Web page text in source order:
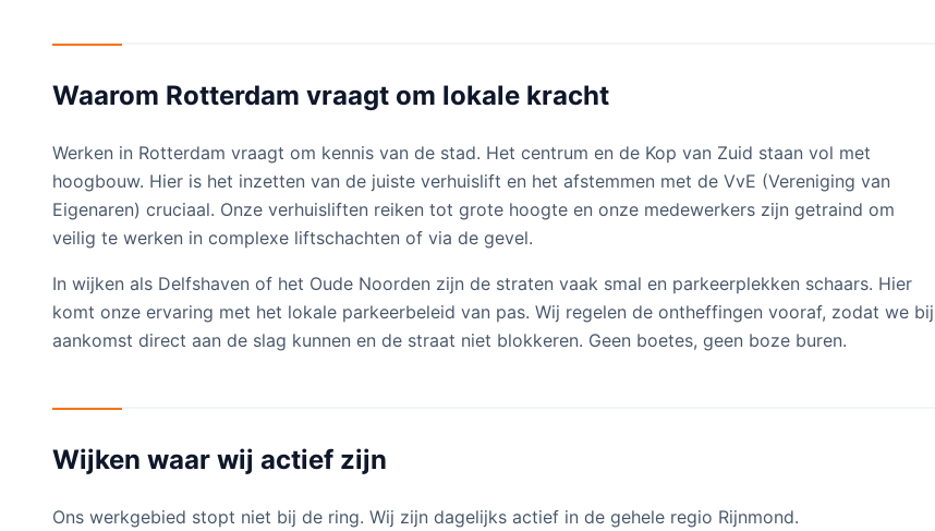
Waarom Rotterdam vraagt om lokale kracht
Werken in Rotterdam vraagt om kennis van de stad. Het centrum en de Kop van Zuid staan vol met
hoogbouw. Hier is het inzetten van de juiste verhuislift en het afstemmen met de VvE (Vereniging van
Eigenaren) cruciaal. Onze verhuisliften reiken tot grote hoogte en onze medewerkers zijn getraind om
veilig te werken in complexe liftschachten of via de gevel.
In wijken als Delfshaven of het Oude Noorden zijn de straten vaak smal en parkeerplekken schaars. Hier
komt onze ervaring met het lokale parkeerbeleid van pas. Wij regelen de ontheffingen vooraf, zodat we bij
aankomst direct aan de slag kunnen en de straat niet blokkeren. Geen boetes, geen boze buren.
Wijken waar wij actief zijn
Ons werkgebied stopt niet bij de ring. Wij zijn dagelijks actief in de gehele regio Rijnmond.